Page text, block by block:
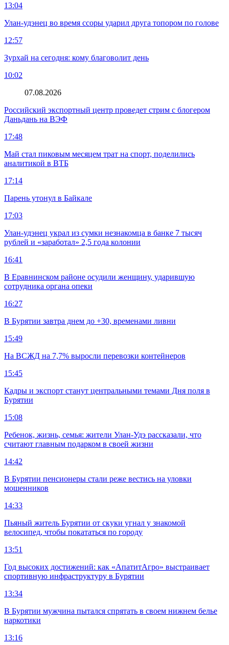
13:04
Улан-удэнец во время ссоры ударил друга топором по голове
12:57
Зурхай на сегодня: кому благоволит день
10:02
07.08.2026
Российский экспортный центр проведет стрим с блогером
Даньдань на ВЭФ
17:48
Май стал пиковым месяцем трат на спорт, поделились
аналитикой в ВТБ
17:14
Парень утонул в Байкале
17:03
Улан-удэнец украл из сумки незнакомца в банке 7 тысяч
рублей и «заработал» 2,5 года колонии
16:41
В Еравнинском районе осудили женщину, ударившую
сотрудника органа опеки
16:27
В Бурятии завтра днем до +30, временами ливни
15:49
На ВСЖД на 7,7% выросли перевозки контейнеров
15:45
Кадры и экспорт станут центральными темами Дня поля в
Бурятии
15:08
Ребенок, жизнь, семья: жители Улан-Удэ рассказали, что
считают главным подарком в своей жизни
14:42
В Бурятии пенсионеры стали реже вестись на уловки
мошенников
14:33
Пьяный житель Бурятии от скуки угнал у знакомой
велосипед, чтобы покататься по городу
13:51
Год высоких достижений: как «АпатитАгро» выстраивает
спортивную инфраструктуру в Бурятии
13:34
В Бурятии мужчина пытался спрятать в своем нижнем белье
наркотики
13:16